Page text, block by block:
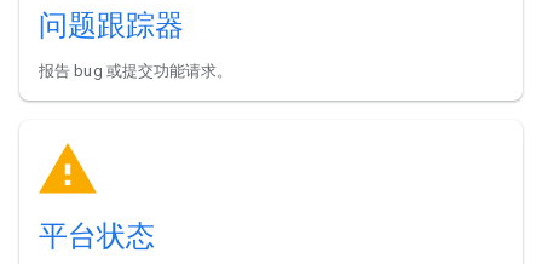
问题跟踪器
报告 bug 或提交功能请求。
平台状态